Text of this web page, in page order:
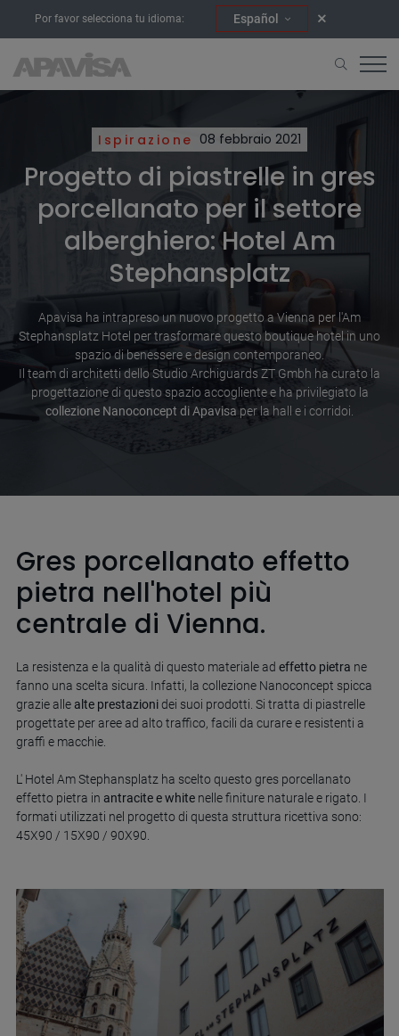
Por favor selecciona tu idioma: Español
Ispirazione 08 febbraio 2021
Progetto di piastrelle in gres
porcellanato per il settore
alberghiero: Hotel Am
Stephansplatz
Apavisa ha intrapreso un nuovo progetto a Vienna per l'Am
Stephansplatz Hotel per trasformare questo boutique hotel in uno
spazio di benessere e design contemporaneo.
Il team di architetti dello Studio Archiguards ZT Gmbh ha curato la
progettazione di questo spazio accogliente e ha privilegiato la
collezione Nanoconcept di Apavisa per la hall e i corridoi.
Gres porcellanato effetto
pietra nell'hotel più
centrale di Vienna.
La resistenza e la qualità di questo materiale ad effetto pietra ne
fanno una scelta sicura. Infatti, la collezione Nanoconcept spicca
grazie allealte prestazionidei suoi prodotti. Si tratta di piastrelle
progettate per aree ad alto traffico, facili da curare e resistenti a
graffi e macchie.
L' Hotel Am Stephansplatz ha scelto questo gres porcellanato
effetto pietra in antracite e whitenelle finiture naturale e rigato. I
formati utilizzati nel progetto di questa struttura ricettiva sono:
45X90 / 15X90 / 90X90.